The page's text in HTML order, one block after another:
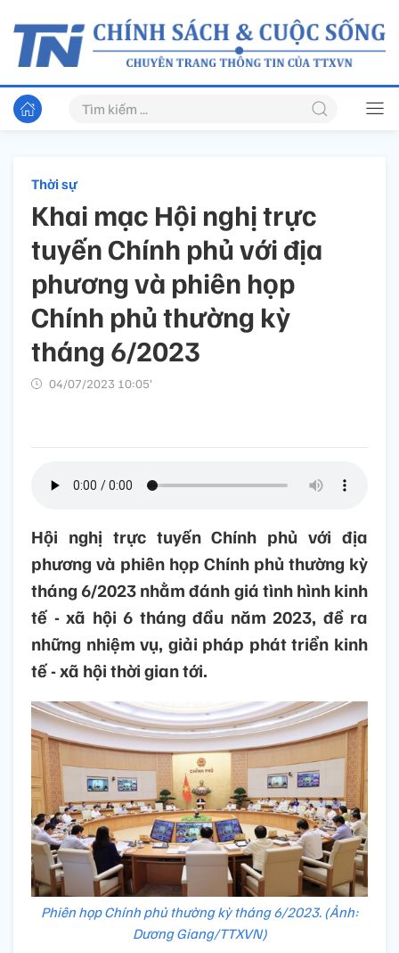
Thời sự
Khai mạc Hội nghị trực
tuyến Chính phủ với địa
phương và phiên họp
Chính phủ thường kỳ
tháng 6/2023
04/07/2023 10:05’
Hội nghị trực tuyến Chính phủ với địa
phương và phiên họp Chính phủ thường kỳ
tháng 6/2023 nhằm đánh giá tình hình kinh
tế - xã hội 6 tháng đầu năm 2023, đề ra
những nhiệm vụ, giải pháp phát triển kinh
tế - xã hội thời gian tới.
Phiên họp Chính phủ thường kỳ tháng 6/2023. (Ảnh:
Dương Giang/TTXVN)